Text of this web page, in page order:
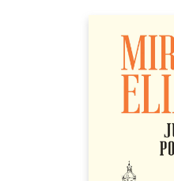
„Ca întotdeauna, scrierile lui
pe atât de captivante.
glosarul lui Helen Rappaport,
Slavic and